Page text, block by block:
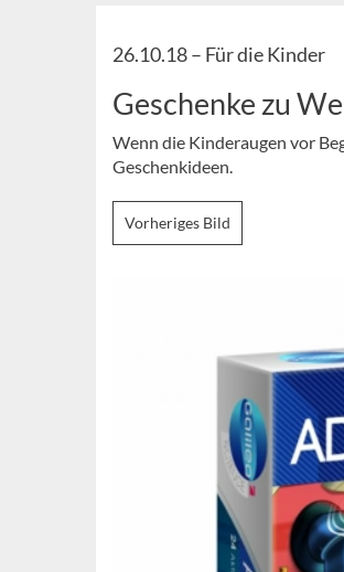
26.10.18 – Für die Kinder
Geschenke zu
Wenn die Kinderaugen vor
Geschenkideen.
Vorheriges Bild